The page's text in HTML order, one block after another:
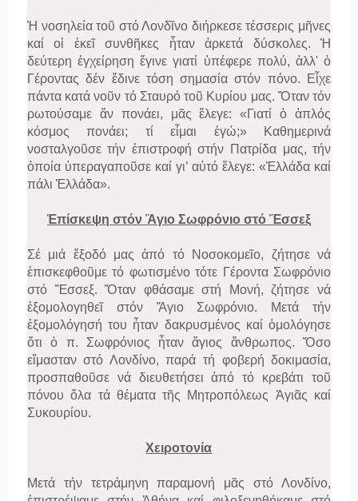
Ἡ νοσηλεία τοῦ στό Λονδῖνο διήρκεσε τέσσερις μῆνες
καί οἱ ἐκεῖ συνθῆκες ἦταν ἀρκετά δύσκολες. Ἡ
δεύτερη ἐγχείρηση ἔγινε γιατί ὑπέφερε πολύ, ἀλλ' ὁ
Γέροντας δέν ἔδινε τόση σημασία στόν πόνο. Εἶχε
πάντα κατά νοῦν τό Σταυρό τοῦ Κυρίου μας. Ὅταν τόν
ρωτούσαμε ἄν πονάει, μᾶς ἔλεγε: «Γιατί ὁ ἁπλός
κόσμος πονάει; τί εἶμαι ἐγώ;» Καθημερινά
νοσταλγοῦσε τήν ἐπιστροφή στήν Πατρίδα μας, τήν
ὁποία ὑπεραγαποῦσε καί γι’ αὐτό ἔλεγε: «Ἑλλάδα καί
πάλι Ἑλλάδα».
Ἐπίσκεψη στόν Ἅγιο Σωφρόνιο στό Ἔσσεξ
Σέ μιά ἔξοδό μας ἀπό τό Νοσοκομεῖο, ζήτησε νά
ἐπισκεφθοῦμε τό φωτισμένο τότε Γέροντα Σωφρόνιο
στό Ἔσσεξ. Ὅταν φθάσαμε στή Μονή, ζήτησε νά
ἐξομολογηθεῖ στόν Ἅγιο Σωφρόνιο. Μετά τήν
ἐξομολόγησή του ἦταν δακρυσμένος καί ὁμολόγησε
ὅτι ὁ π. Σωφρόνιος ἦταν ἅγιος ἄνθρωπος. Ὅσο
εἴμασταν στό Λονδίνο, παρά τή φοβερή δοκιμασία,
προσπαθοῦσε νά διευθετήσει ἀπό τό κρεβάτι τοῦ
πόνου ὅλα τά θέματα τῆς Μητροπόλεως Ἁγιᾶς καί
Συκουρίου.
Χειροτονία
Μετά τήν τετράμηνη παραμονή μᾶς στό Λονδίνο,